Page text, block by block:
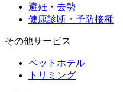
避妊・去勢
健康診断・予防接種
その他サービス
ペットホテル
トリミング